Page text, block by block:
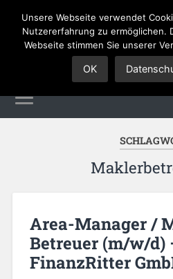
Sales
Area-Manager /
Betreuer (m/w/d)
FinanzRitter
Unsere Webseite verwendet
Nutzererfahrung zu ermöglichen.
Webseite stimmen Sie unserer
OK